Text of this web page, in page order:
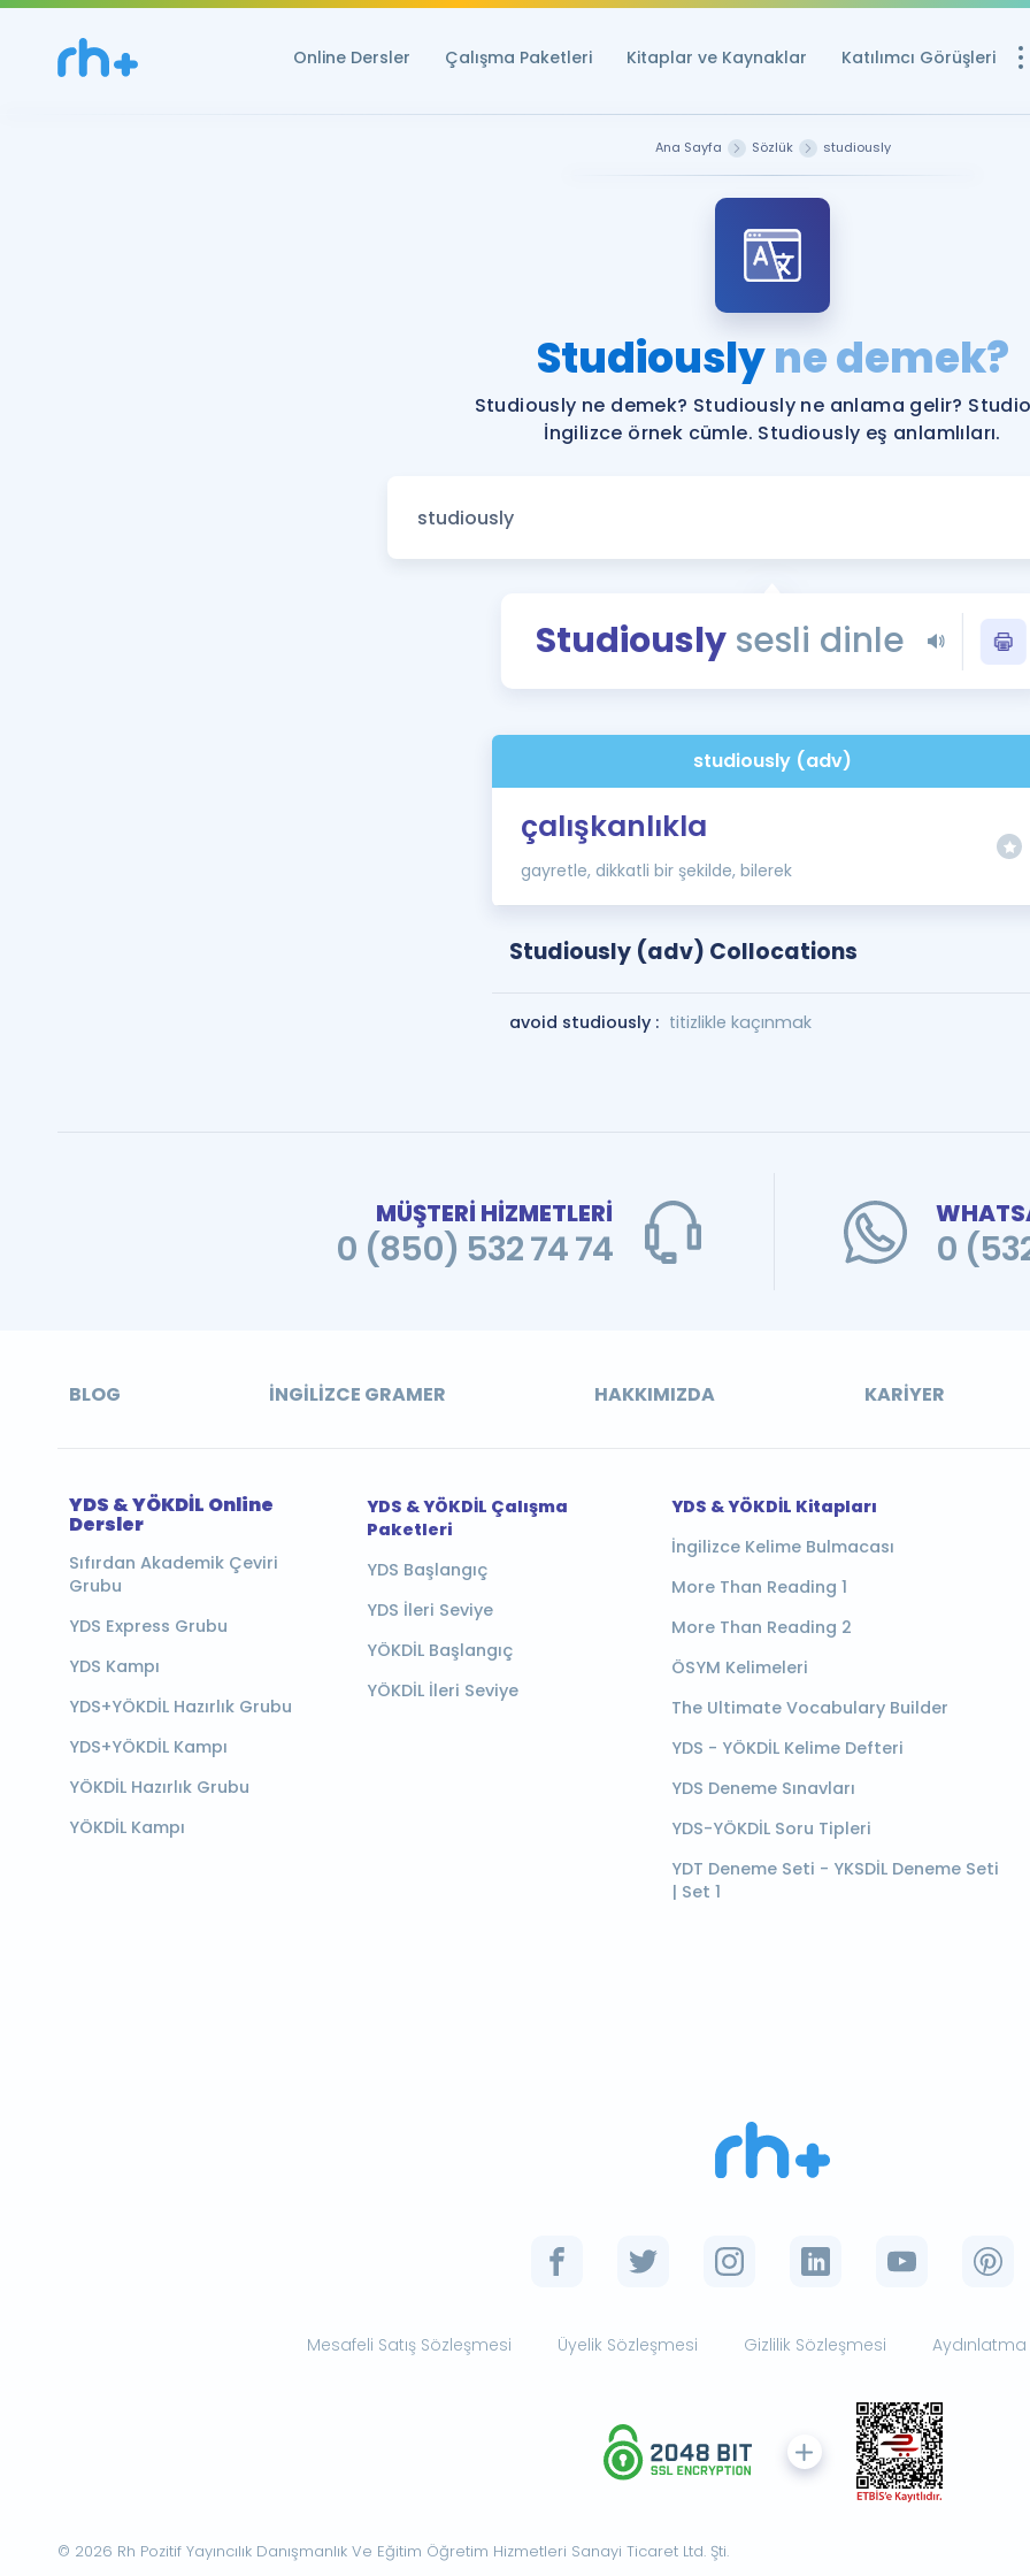
Online Dersler Çalışma Paketleri Kitaplar ve Kaynaklar Katılımcı Görüşleri
Ücretsiz
YDS ve YÖKDİL
YDS ve YÖKDİL'e
Tüm ÖSYM
YDS - YÖKDİL
İngilizce
Ana Sayfa Sözlük studiously
Studiouslyne demek?
Studiously ne demek? Studiously ne anlama gelir?
İngilizce örnek cümle. Studiously eş anlamlıları.
Studiouslysesli dinle
studiously (adv)
çalışkanlıkla
gayretle, dikkatli bir şekilde, bilerek
Studiously (adv) Collocations
avoid studiously : titizlikle kaçınmak
MÜŞTERİ HİZMETLERİ
0 (850) 532 74 74 0
BLOG İNGILIZCE GRAMER HAKKIMIZDA KARIYER
YDS & YÖKDİL Online
Dersler
Sıfırdan Akademik Çeviri
Grubu
YDS Express Grubu
YDS Kampı
YDS+YÖKDİL Hazırlık Grubu
YDS+YÖKDİL Kampı
YÖKDİL Hazırlık Grubu
YÖKDİL Kampı
YDS & YÖKDİL Çalışma
Paketleri
YDS Başlangıç
YDS İleri Seviye
YÖKDİL Başlangıç
YÖKDİL İleri Seviye
YDS & YÖKDİL Kitapları
İngilizce Kelime Bulmacası
More Than Reading 1
More Than Reading 2
ÖSYM Kelimeleri
The Ultimate Vocabulary Builder
YDS - YÖKDİL Kelime Defteri
YDS Deneme Sınavları
YDS-YÖKDİL Soru Tipleri
YDT Deneme Seti - YKSDİL Deneme Seti
| Set 1
Mesafeli Satış Sözleşmesi Üyelik Sözleşmesi Gizlilik Sözleşmesi
© 2026 Rh Pozitif Yayıncılık Danışmanlık Ve Eğitim Öğretim Hizmetleri Sanayi Ticaret Ltd. Şti.